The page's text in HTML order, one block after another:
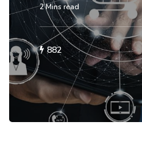
2 Mins read
882